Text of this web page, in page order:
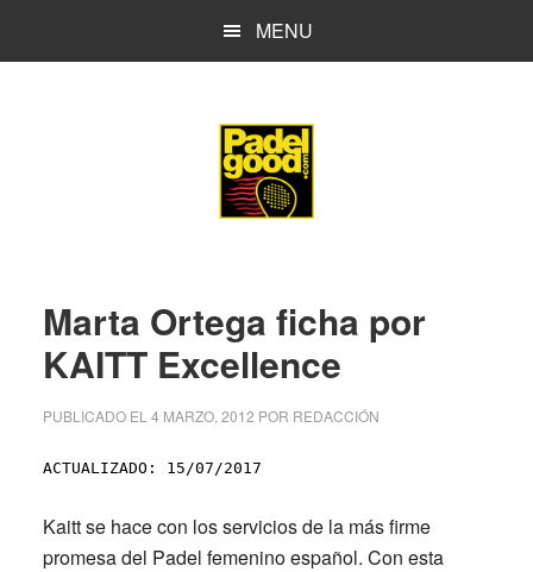
MENU
Marta Ortega ficha por
KAITT Excellence
PUBLICADO EL 4 MARZO, 2012 POR REDACCIÓN
ACTUALIZADO: 15/07/2017
Kaittse hace con los servicios de la más firme
promesa del Padel femenino español. Con esta